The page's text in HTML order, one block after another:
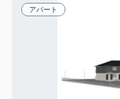
アパート